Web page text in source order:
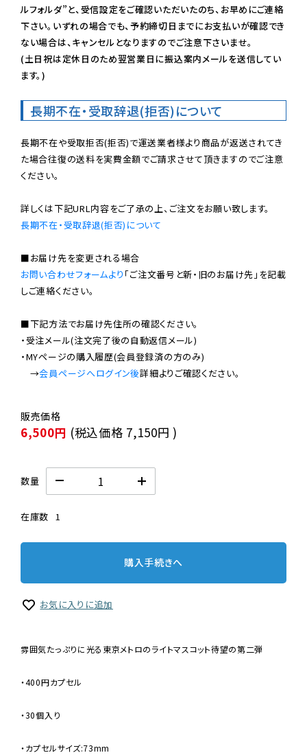
ルフォルダ”と、受信設定をご確認いただいたのち、お早めにご連絡
下さい。いずれの場合でも、予約締切日までにお支払いが確認でき
ない場合は、キャンセルとなりますのでご注意下さいませ。
(土日祝は定休日のため翌営業日に振込案内メールを送信してい
ます。)
長期不在・受取辞退(拒否)について
長期不在や受取拒否(拒否)で運送業者様より商品が返送されてき
た場合往復の送料を実費金額でご請求させて頂きますのでご注意
ください。
長期不在・受取辞退(拒否)について
お問い合わせフォームより 「ご注文番号と新・旧のお届け先」を記載
しご連絡ください。
■下記方法でお届け先住所の確認ください。
・受注メール(注文完了後の自動返信メール)
・MYページの購入履歴(会員登録済の方のみ)
→会員ページへログイン後
6,500円 (税込価格 7,150円 )
数量
在庫数 1
購入手続きへ
お気に入りに追加
雰囲気たっぷりに光る東京メトロのライトマスコット待望の第二弾
・400円カプセル
・30個入り
・カプセルサイズ:73mm